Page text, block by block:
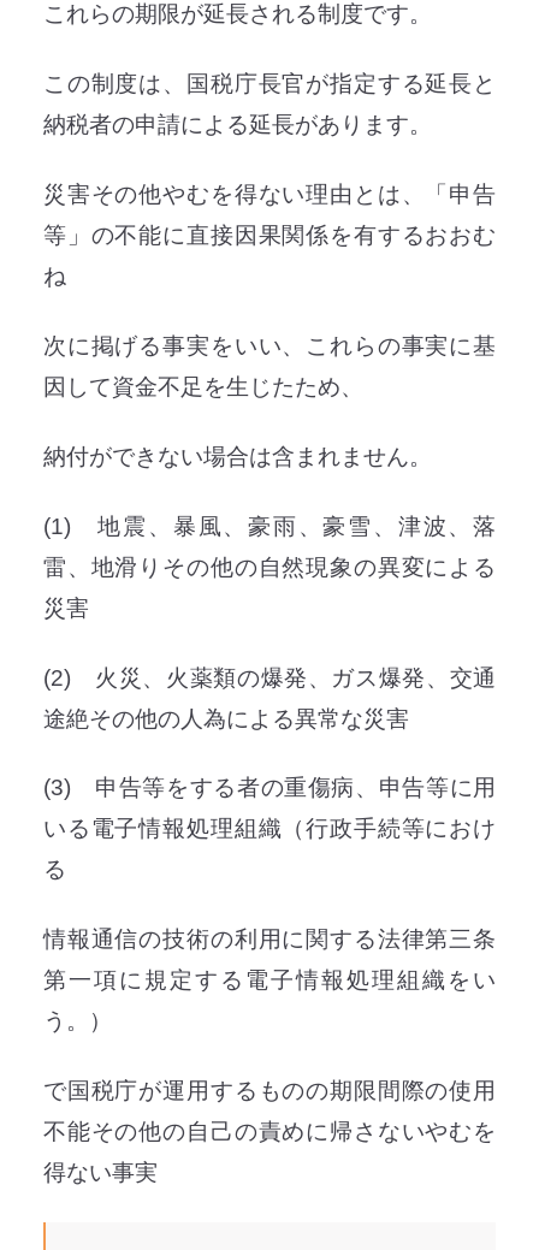
これらの期限が延長される制度です。
この制度は、国税庁長官が指定する延長と
納税者の申請による延長があります。
災害その他やむを得ない理由とは、「申告
等」の不能に直接因果関係を有するおおむ
ね
次に掲げる事実をいい、これらの事実に基
因して資金不足を生じたため、
納付ができない場合は含まれません。
(1) 地震、暴風、豪雨、豪雪、津波、落
雷、地滑りその他の自然現象の異変による
災害
(2) 火災、火薬類の爆発、ガス爆発、交通
途絶その他の人為による異常な災害
(3) 申告等をする者の重傷病、申告等に用
いる電子情報処理組織（行政手続等におけ
る
情報通信の技術の利用に関する法律第三条
第一項に規定する電子情報処理組織をい
う。）
で国税庁が運用するものの期限間際の使用
不能その他の自己の責めに帰さないやむを
得ない事実